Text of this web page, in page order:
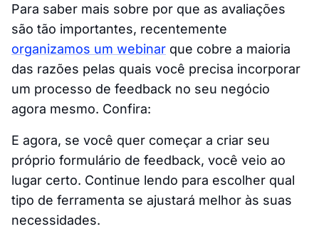
Para saber mais sobre por que as avaliações
são tão importantes, recentemente
organizamos um webinar que cobre a maioria
das razões pelas quais você precisa incorporar
um processo de feedback no seu negócio
agora mesmo. Confira:
E agora, se você quer começar a criar seu
próprio formulário de feedback, você veio ao
lugar certo. Continue lendo para escolher qual
tipo de ferramenta se ajustará melhor às suas
necessidades.